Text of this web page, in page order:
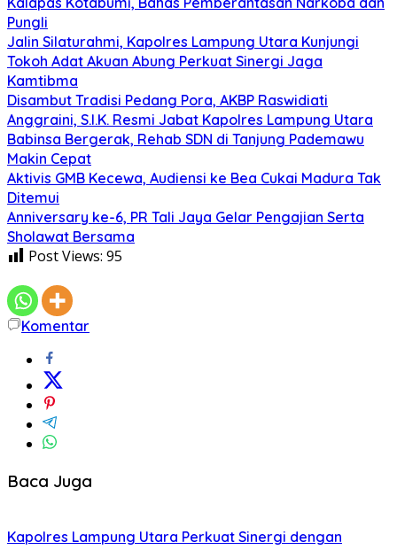
Pungli
Jalin Silaturahmi, Kapolres Lampung Utara Kunjungi
Tokoh Adat Akuan Abung Perkuat Sinergi Jaga
Kamtibma
Disambut Tradisi Pedang Pora, AKBP Raswidiati
Anggraini, S.I.K. Resmi Jabat Kapolres Lampung Utara
Babinsa Bergerak, Rehab SDN di Tanjung Pademawu
Makin Cepat
Aktivis GMB Kecewa, Audiensi ke Bea Cukai Madura Tak
Ditemui
Anniversary ke-6, PR Tali Jaya Gelar Pengajian Serta
Sholawat Bersama
Post Views: 95
Komentar
Baca Juga
Kapolres Lampung Utara Perkuat Sinergi dengan